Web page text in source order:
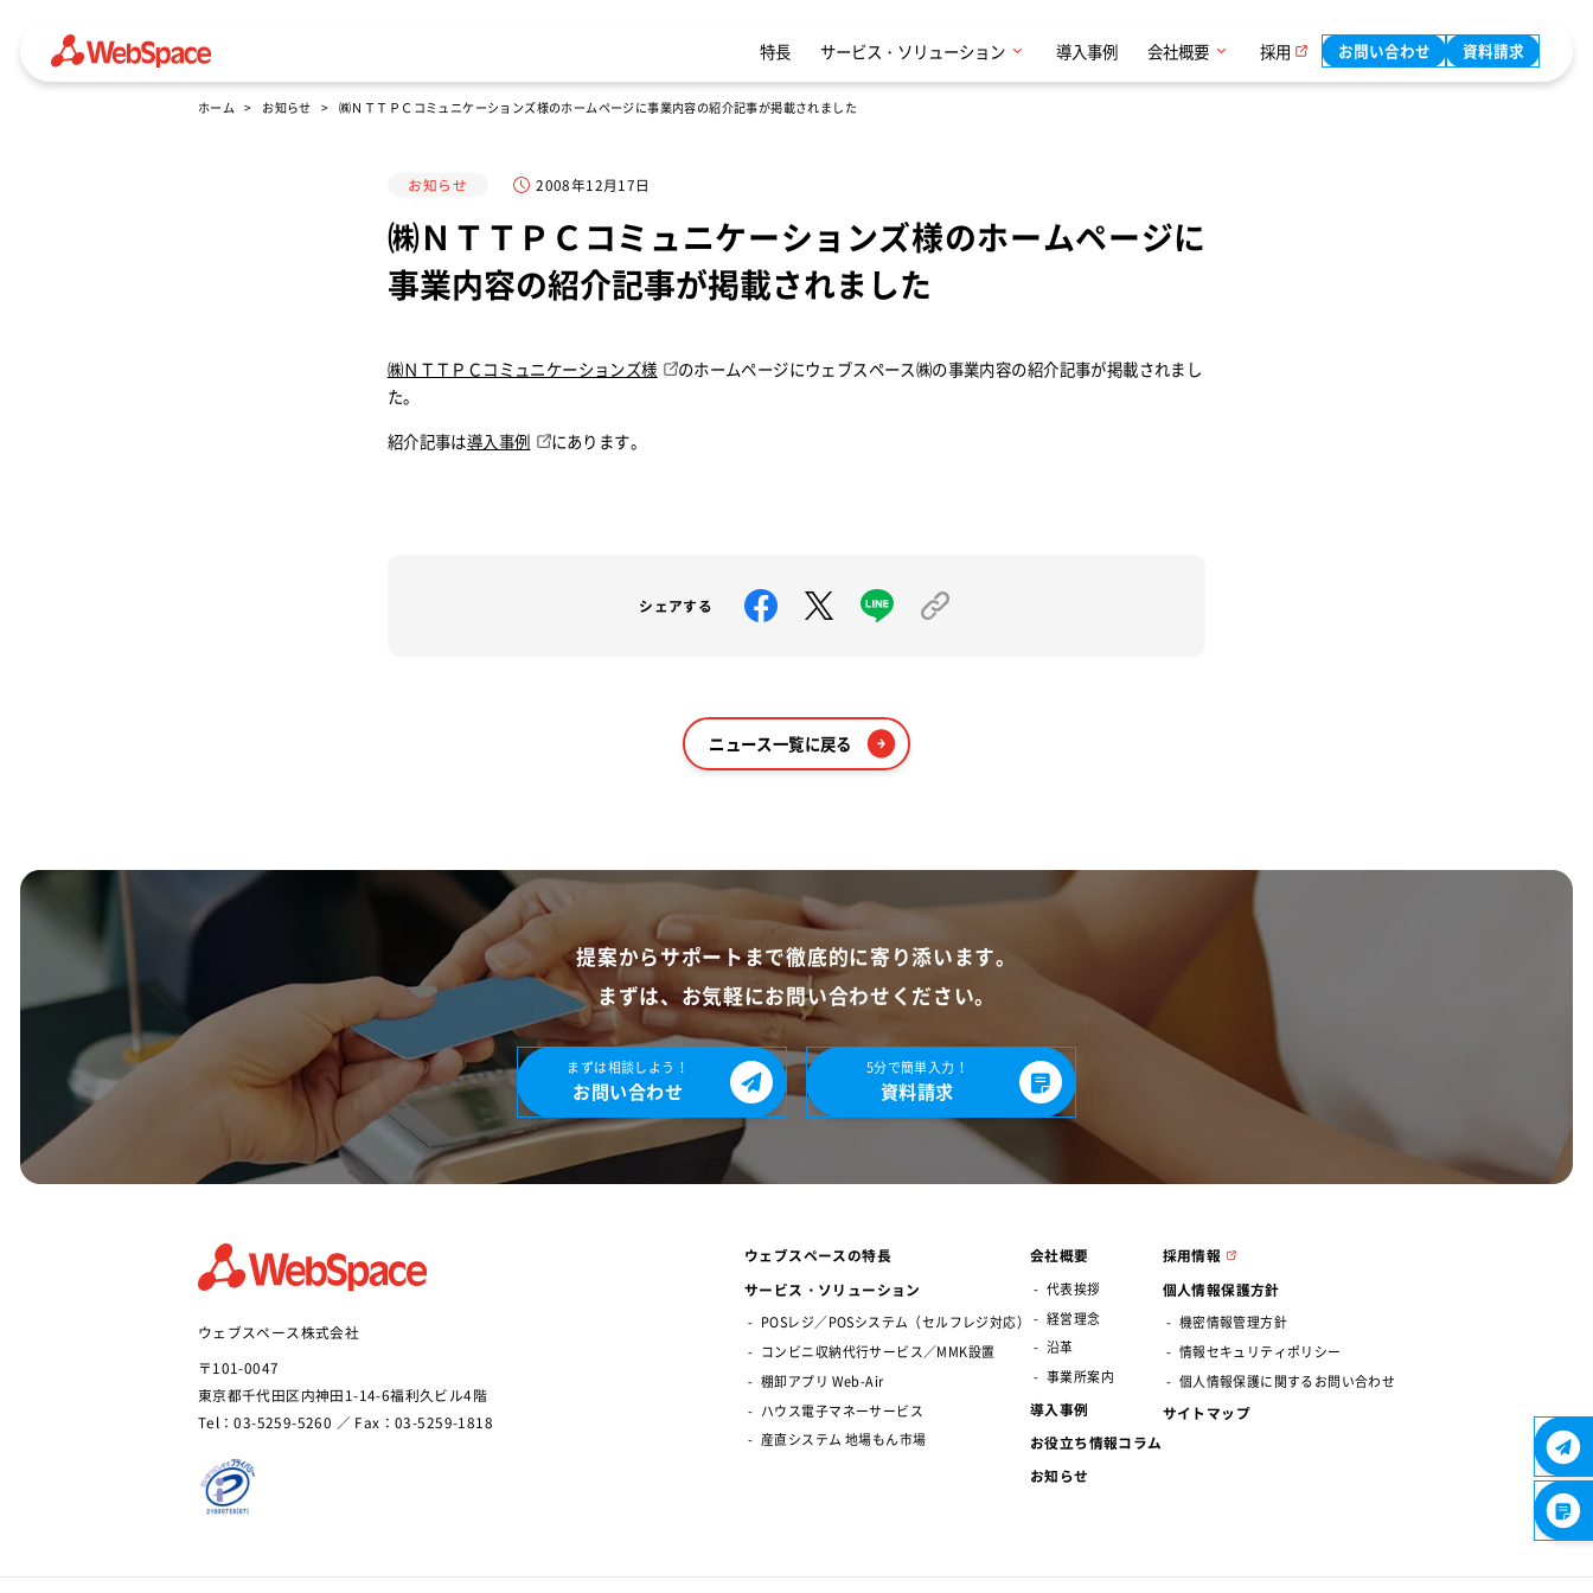
特長 サービス・ソリューション 導入事例 会社概要 採用 お問い合わせ 資料請求
ホーム お知らせ ㈱ＮＴＴＰＣコミュニケーションズ様のホームページに事業内容の紹介記事が掲載されました
お知らせ 2008年12月17日
㈱ＮＴＴＰＣコミュニケーションズ様のホームページに
事業内容の紹介記事が掲載されました
㈱ＮＴＴＰＣコミュニケーションズ様
のホームページにウェブスペース㈱の事業内容の紹介記事が掲載されまし
た。
紹介記事は導入事例 にあります。
シェアする
ニュース一覧に戻る
提案からサポートまで徹底的に寄り添います。
まずは、お気軽にお問い合わせください。
まずは相談しよう！
お問い合わせ
5分で簡単入力！
資料請求
ウェブスペース株式会社
〒101-0047
東京都千代田区内神田1-14-6福利久ビル4階
Tel：03-5259-5260 ／ Fax：03-5259-1818
ウェブスペースの特長
サービス・ソリューション
POSレジ／POSシステム（セルフレジ対応）
コンビニ収納代行サービス／MMK設置
棚卸アプリ Web-Air
ハウス電子マネーサービス
産直システム 地場もん市場
会社概要
代表挨拶
経営理念
沿革
事業所案内
導入事例
お役立ち情報コラム
お知らせ
採用情報
個人情報保護方針
機密情報管理方針
情報セキュリティポリシー
個人情報保護に関するお問い合わせ
サイトマップ